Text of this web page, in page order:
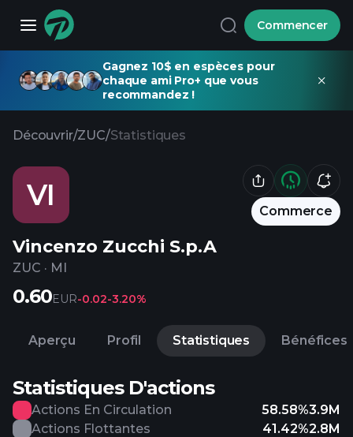
Commencer
Gagnez 10$ en espèces pour
chaque ami Pro+ que vous
recommandez !
Découvrir/ZUC/Statistiques
VI Commerce
Vincenzo Zucchi S.p.A
ZUC · MI
0.60EUR-0.02-3.20%
Aperçu Profil Statistiques Bénéfices
Statistiques D'actions
Actions En Circulation 58.58%3.9M
Actions Flottantes
41.42%2.8M